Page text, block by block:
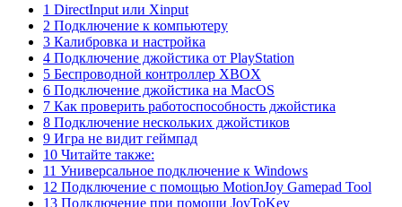
1 DirectInput или Xinput
2 Подключение к компьютеру
3 Калибровка и настройка
4 Подключение джойстика от PlayStation
5 Беспроводной контроллер XBOX
6 Подключение джойстика на MacOS
7 Как проверить работоспособность джойстика
8 Подключение нескольких джойстиков
9 Игра не видит геймпад
10 Читайте также:
11 Универсальное подключение к Windows
12 Подключение с помощью MotionJoy Gamepad Tool
13 Подключение при помощи JoyToKey